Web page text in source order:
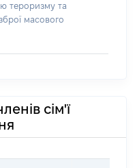
тероризму та
масового
сім'ї